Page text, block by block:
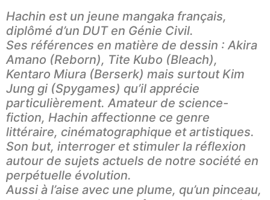
Hachin est un jeune mangaka français,
diplômé d’un DUT en Génie Civil.
Ses références en matière de dessin : Akira
Amano (Reborn), Tite Kubo (Bleach),
Kentaro Miura (Berserk) mais surtout Kim
Jung gi (Spygames) qu’il apprécie
particulièrement. Amateur de science-
fiction, Hachin affectionne ce genre
littéraire, cinématographique et artistiques.
Son but, interroger et stimuler la réflexion
autour de sujets actuels de notre société en
perpétuelle évolution.
Aussi à l’aise avec une plume, qu’un pinceau,